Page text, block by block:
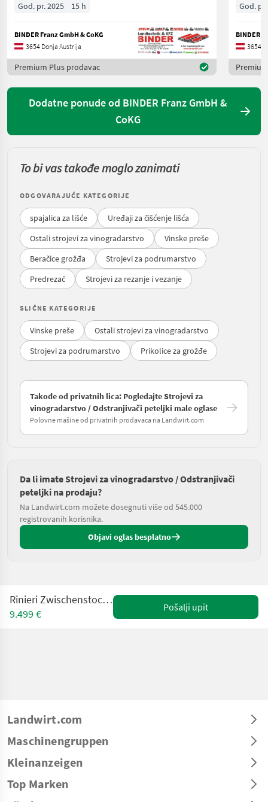
God. pr. 2025 15 h
BINDER Franz GmbH & CoKG
3654 Donja Austrija
Premium Plus prodavac
God.
BINDER
3654
Dodatne ponude od BINDER Franz GmbH &
CoKG
To bi vas takođe moglo zanimati
ODGOVARAJUĆE KATEGORIJE
spajalica za lišće
Uređaji za čišćenje lišća
Ostali strojevi za vinogradarstvo
Vinske preše
Beračice grožđa
Strojevi za podrumarstvo
Predrezač
Strojevi za rezanje i vezanje
SLIČNE KATEGORIJE
Vinske preše
Ostali strojevi za vinogradarstvo
Strojevi za podrumarstvo
Prikolice za grožđe
Takođe od privatnih lica: Pogledajte Strojevi za
vinogradarstvo / Odstranjivači peteljki male oglase
Polovne mašine od privatnih prodavaca na Landwirt.com
Da li imate Strojevi za vinogradarstvo / Odstranjivači
peteljki na prodaju?
Na Landwirt.com možete dosegnuti više od 545.000
registrovanih korisnika.
Objavi oglas besplatno
Rinieri Zwischenstock-Kreiselegge EL 140
9.499 €
Pošalji upit
Landwirt.com
Maschinengruppen
Kleinanzeigen
Top Marken